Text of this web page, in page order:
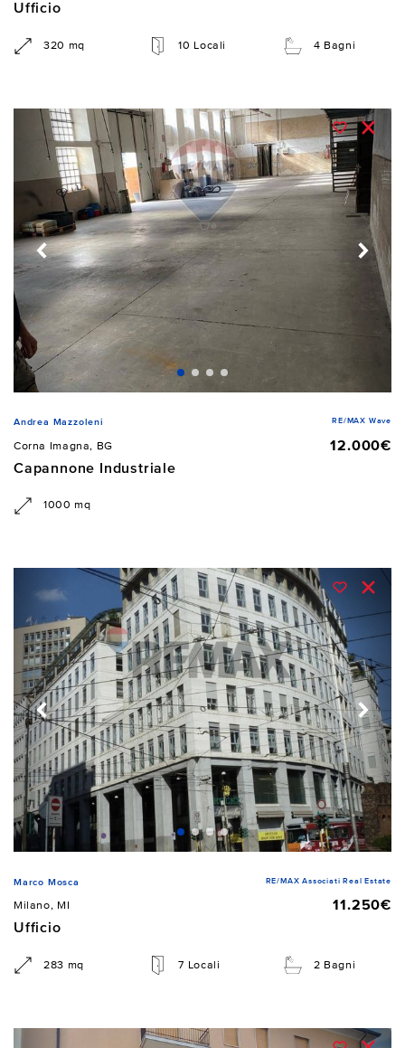
Ufficio
320 mq 10 Locali 4 Bagni
Andrea Mazzoleni RE/MAX Wave
Corna Imagna, BG
12.000€
Capannone Industriale
1000 mq
Marco Mosca RE/MAX Associati Real Estate
Milano, MI
11.250€
Ufficio
283 mq 7 Locali 2 Bagni